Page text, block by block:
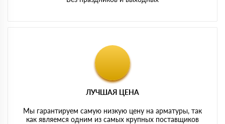
ЛУЧШАЯ ЦЕНА
Мы гарантируем самую низкую цену на арматуры, так
как являемся одним из самых крупных поставщиков